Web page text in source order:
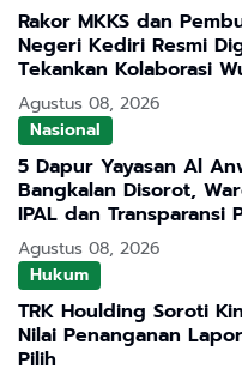
Rakor MKKS dan
Negeri Kediri Resmi
Tekankan Kolaborasi
Pendidikan Bermutu
Agustus 08, 2026
Nasional
5 Dapur Yayasan Al
Bangkalan Disorot,
IPAL dan Transparansi
Bergizi Gratis
Agustus 08, 2026
Hukum
TRK Houlding Soroti
Nilai Penanganan
Pilih